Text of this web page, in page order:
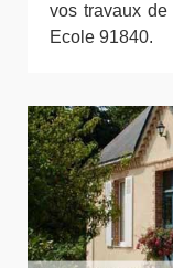
vos travaux
Ecole 91840.